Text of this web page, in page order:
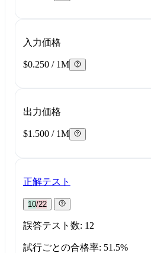
入力価格
$0.250 / 1M
出力価格
$1.500 / 1M
正解テスト
10/22
誤答テスト数: 12
試行ごとの合格率: 51.5%